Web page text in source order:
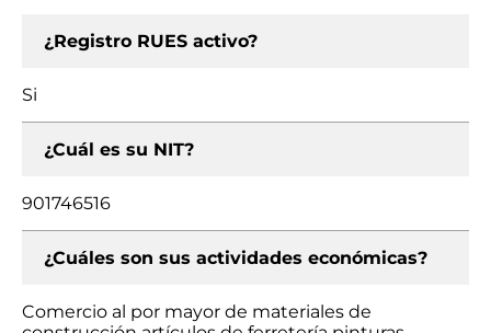
¿Registro RUES activo?
Si
¿Cuál es su NIT?
901746516
¿Cuáles son sus actividades económicas?
Comercio al por mayor de materiales de